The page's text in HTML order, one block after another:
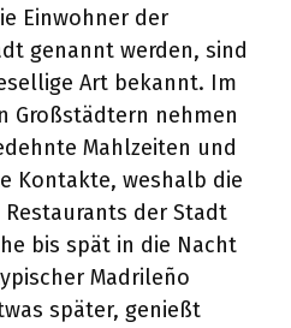
Einwohner der
genannt werden, sind
Art bekannt. Im
Großstädtern nehmen
Mahlzeiten und
Kontakte, weshalb die
der Stadt
bis spät in die Nacht
Madrileño
später, genießt